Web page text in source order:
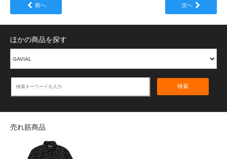
前へ 次へ
ほかの商品を探す
検索
売れ筋商品